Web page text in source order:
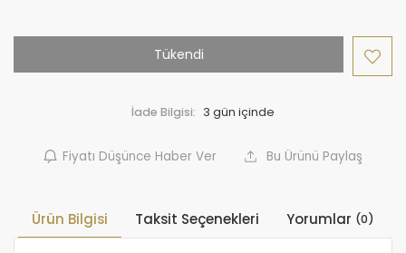
Tükendi
İade Bilgisi:
Fiyatı Düşünce Haber Ver Bu Ürünü Paylaş
Ürün Bilgisi Taksit Seçenekleri Yorumlar (0)